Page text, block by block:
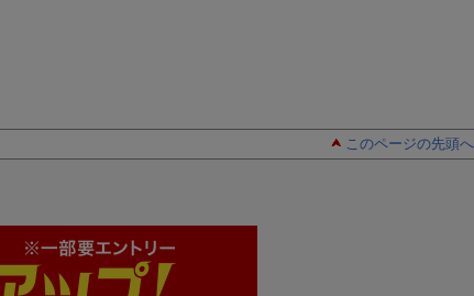
このページの先頭へ